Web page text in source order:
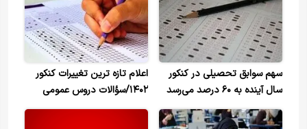
سهم سوابق تحصیلی در کنکور
سال آینده به ۶۰ درصد می‌رسد
اعلام تازه ترین تغییرات کنکور
۱۴۰۲/سؤالات دروس عمومی
حذف شدند